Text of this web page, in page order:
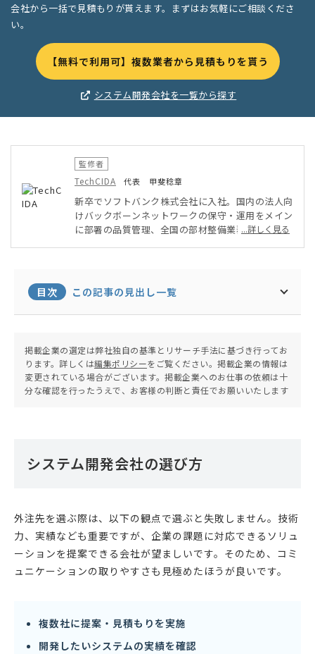
会社から一括で見積もりが貰えます。まずはお気軽にご相談くださ
い。
【無料で利用可】複数業者から見積もりを貰う
システム開発会社を一覧から探す
監修者
TechCIDA 代表 甲斐稔章
新卒でソフトバンク株式会社に入社。国内の法人向
けバックボーンネットワークの保守・運用をメイン
に部署の品質管理、全国の部材整備業務を実施。そ
ラエンジニアとして活動。現在は地元に戻りフリー
ランスエンジニア兼子ども向けプログラミング教室
の運営を行う。
...詳しく見る
目次 この記事の見出し一覧
掲載企業の選定は弊社独自の基準とリサーチ手法に基づき行ってお
ります。詳しくは編集ポリシーをご覧ください。掲載企業の情報は
変更されている場合がございます。掲載企業へのお仕事の依頼は十
分な確認を行ったうえで、お客様の判断と責任でお願いいたします
システム開発会社の選び方
外注先を選ぶ際は、以下の観点で選ぶと失敗しません。技術
力、実績なども重要ですが、企業の課題に対応できるソリュ
ーションを提案できる会社が望ましいです。そのため、コミ
ュニケーションの取りやすさも見極めたほうが良いです。
複数社に提案・見積もりを実施
開発したいシステムの実績を確認